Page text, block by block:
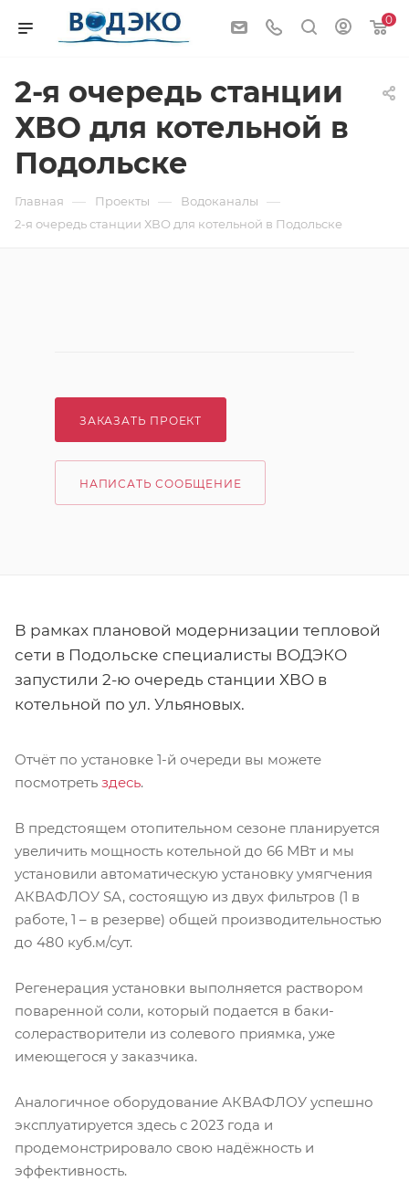
0
2-я очередь станции
ХВО для котельной в
Подольске
Главная — Проекты — Водоканалы —
2-я очередь станции ХВО для котельной в Подольске
ЗАКАЗАТЬ ПРОЕКТ
НАПИСАТЬ СООБЩЕНИЕ
В рамках плановой модернизации тепловой
сети в Подольске специалисты ВОДЭКО
запустили 2-ю очередь станции ХВО в
котельной по ул. Ульяновых.
Отчёт по установке 1-й очереди вы можете
посмотреть здесь.
В предстоящем отопительном сезоне планируется
увеличить мощность котельной до 66 МВт и мы
установили автоматическую установку умягчения
АКВАФЛОУ SA, состоящую из двух фильтров (1 в
работе, 1 – в резерве) общей производительностью
до 480 куб.м/сут.
Регенерация установки выполняется раствором
поваренной соли, который подается в баки-
солерастворители из солевого приямка, уже
имеющегося у заказчика.
Аналогичное оборудование АКВАФЛОУ успешно
эксплуатируется здесь с 2023 года и
продемонстрировало свою надёжность и
эффективность.